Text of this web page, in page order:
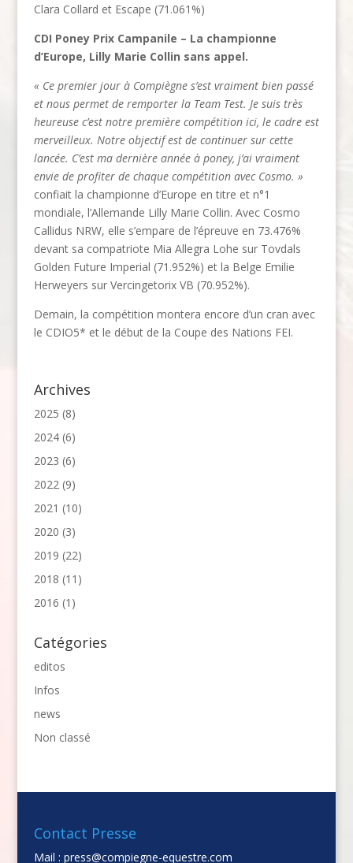
Clara Collard et Escape (71.061%)
CDI Poney Prix Campanile – La championne
d’Europe, Lilly Marie Collin sans appel.
« Ce premier jour à Compiègne s’est vraiment bien passé
et nous permet de remporter la Team Test. Je suis très
heureuse c’est notre première compétition ici, le cadre est
merveilleux. Notre objectif est de continuer sur cette
lancée. C’est ma dernière année à poney, j’ai vraiment
envie de profiter de chaque compétition avec Cosmo. »
confiait la championne d’Europe en titre et n°1
mondiale, l’Allemande Lilly Marie Collin. Avec Cosmo
Callidus NRW, elle s’empare de l’épreuve en 73.476%
devant sa compatriote Mia Allegra Lohe sur Tovdals
Golden Future Imperial (71.952%) et la Belge Emilie
Herweyers sur Vercingetorix VB (70.952%).
Demain, la compétition montera encore d’un cran avec
le CDIO5* et le début de la Coupe des Nations FEI.
Archives
2025 (8)
2024(6)
2023 (6)
2022 (9)
2021 (10)
2020 (3)
2019 (22)
2018 (11)
2016 (1)
Catégories
editos
Infos
news
Non classé
Contact Presse
Mail : press@compiegne-equestre.com